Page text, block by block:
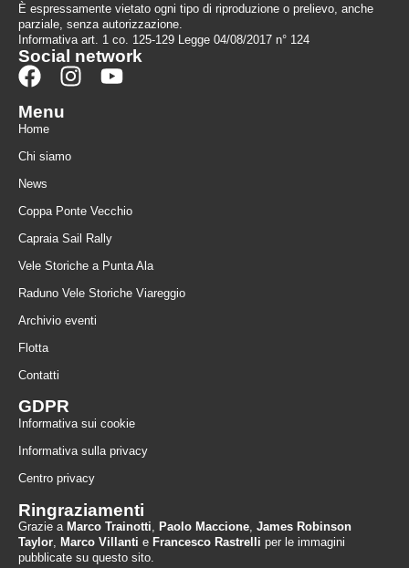
È espressamente vietato ogni tipo di riproduzione o prelievo, anche
parziale, senza autorizzazione.
Informativa art. 1 co. 125-129 Legge 04/08/2017 n° 124
Social network
Menu
Home
Chi siamo
News
Coppa Ponte Vecchio
Capraia Sail Rally
Vele Storiche a Punta Ala
Raduno Vele Storiche Viareggio
Archivio eventi
Flotta
Contatti
GDPR
Informativa sui cookie
Informativa sulla privacy
Centro privacy
Ringraziamenti
Grazie a Marco Trainotti Paolo Maccione James Robinson
Taylor Marco Villanti e Francesco Rastrelli per le immagini
pubblicate su questo sito.